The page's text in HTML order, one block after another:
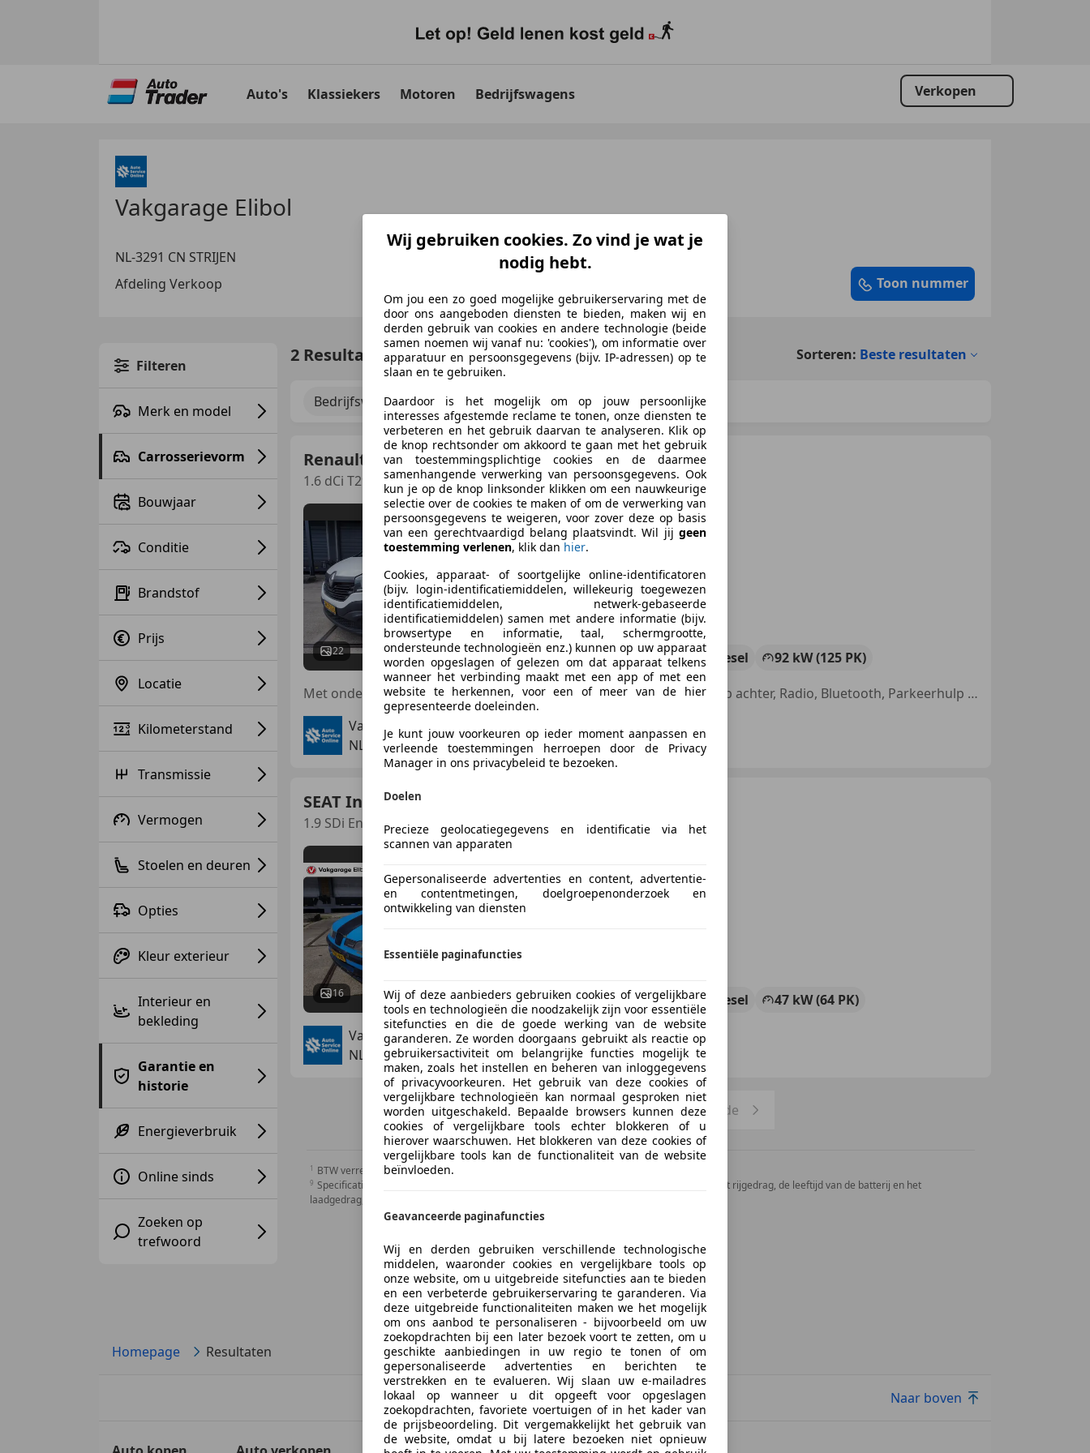
Auto's Klassiekers Motoren Bedrijfswagens Verkopen
Vakgarage Elibol
NL-3291 CN STRIJEN
Afdeling Verkoop
Toon nummer
Filteren
Merk en model
Carrosserievorm
Bouwjaar
Conditie
Brandstof
Prijs
Locatie
Kilometerstand
Transmissie
Vermogen
Stoelen en deuren
Opties
Kleur exterieur
Interieur en
bekleding
Garantie en
historie
Energieverbruik
Online sinds
Zoeken op
trefwoord
2 Resultatenvoor uw zoekopdracht Sorteren: Beste resultaten
Bedrijfswagen Schadeauto's tonen
Renault Trafic
1.6 dCi T29 L1H1 Comfort Energy
22
€ 5.295
03/2017 150.889 km Diesel
92 kW (125 PK)
Met onderhoudshistorie, Nieuwe APK, Navigatiesysteem, Parkeerhulp achter, Radio, Bluetooth, Parkeerhulp met camera, Cruise control
Vakgarage Elibol
NL-3291 CN STRIJEN
SEAT Inca
1.9 SDi Entry
16 10/2003 102.368 km Diesel
47 kW (64 PK)
Vakgarage Elibol
NL-3291 CN STRIJEN
Vorige 1 Volgende
BTW verrekenbaar
Specificatie van de fabrikant voor nieuwe voertuigen. Afhankelijk van de kilometerstand, het rijgedrag, de leeftijd van de batterij en het
laadgedrag, kan de radius van occasies aanzienlijk variëren.
Homepage Resultaten
Naar boven
Wij gebruiken cookies. Zo vind je wat je
nodig hebt.
Om jou een zo goed mogelijke gebruikerservaring met de
door ons aangeboden diensten te bieden, maken wij en
derden gebruik van cookies en andere technologie (beide
samen noemen wij vanaf nu: 'cookies'), om informatie over
apparatuur en persoonsgegevens (bijv. IP-adressen) op te
slaan en te gebruiken.
Daardoor is het mogelijk om op jouw persoonlijke
interesses afgestemde reclame te tonen, onze diensten te
verbeteren en het gebruik daarvan te analyseren. Klik op
de knop rechtsonder om akkoord te gaan met het gebruik
van toestemmingsplichtige cookies en de daarmee
samenhangende verwerking van persoonsgegevens. Ook
kun je op de knop linksonder klikken om een nauwkeurige
selectie over de cookies te maken of om de verwerking van
persoonsgegevens te weigeren, voor zover deze op basis
van een gerechtvaardigd belang plaatsvindt. Wil jij geen
toestemming verlenen, klik dan hier.
Cookies, apparaat- of soortgelijke online-identificatoren
(bijv. login-identificatiemiddelen, willekeurig toegewezen
identificatiemiddelen, netwerk-gebaseerde
identificatiemiddelen) samen met andere informatie (bijv.
browsertype en informatie, taal, schermgrootte,
ondersteunde technologieën enz.) kunnen op uw apparaat
worden opgeslagen of gelezen om dat apparaat telkens
wanneer het verbinding maakt met een app of met een
website te herkennen, voor een of meer van de hier
gepresenteerde doeleinden.
Je kunt jouw voorkeuren op ieder moment aanpassen en
verleende toestemmingen herroepen door de Privacy
Manager in ons privacybeleid te bezoeken.
Doelen
Precieze geolocatiegegevens en identificatie via het
scannen van apparaten
Gepersonaliseerde advertenties en content, advertentie-
en contentmetingen, doelgroepenonderzoek en
ontwikkeling van diensten
Essentiële paginafuncties
Wij of deze aanbieders gebruiken cookies of vergelijkbare
tools en technologieën die noodzakelijk zijn voor essentiële
sitefuncties en die de goede werking van de website
garanderen. Ze worden doorgaans gebruikt als reactie op
gebruikersactiviteit om belangrijke functies mogelijk te
maken, zoals het instellen en beheren van inloggegevens
of privacyvoorkeuren. Het gebruik van deze cookies of
vergelijkbare technologieën kan normaal gesproken niet
worden uitgeschakeld. Bepaalde browsers kunnen deze
cookies of vergelijkbare tools echter blokkeren of u
hierover waarschuwen. Het blokkeren van deze cookies of
vergelijkbare tools kan de functionaliteit van de website
beïnvloeden.
Geavanceerde paginafuncties
Wij en derden gebruiken verschillende technologische
middelen, waaronder cookies en vergelijkbare tools op
onze website, om u uitgebreide sitefuncties aan te bieden
en een verbeterde gebruikerservaring te garanderen. Via
deze uitgebreide functionaliteiten maken we het mogelijk
om ons aanbod te personaliseren - bijvoorbeeld om uw
zoekopdrachten bij een later bezoek voort te zetten, om u
geschikte aanbiedingen in uw regio te tonen of om
gepersonaliseerde advertenties en berichten te
verstrekken en te evalueren. Wij slaan uw e-mailadres
lokaal op wanneer u dit opgeeft voor opgeslagen
zoekopdrachten, favoriete voertuigen of in het kader van
de prijsbeoordeling. Dit vergemakkelijkt het gebruik van
de website, omdat u bij latere bezoeken niet opnieuw